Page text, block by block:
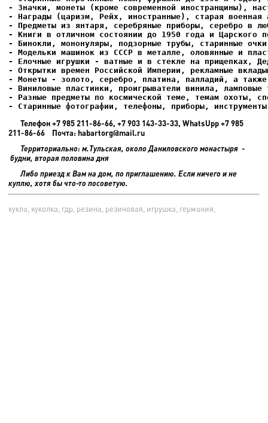
- Елочные игрушки - ватные и в стекле на прищепках,
- Старинные фотографии, телефоны, приборы,
Телефон +7 985 211-86-66, +7 903 143-33-33, WhatsUpp +7 985
211-86-66 Почта: habartorg@mail.ru
Территориально: м.Тульская, около Даниловского монастыря -
будни, вторая половина дня
Либо приезд к Вам на дом, по приглашению. Если ничего и не
куплю, хотя бы что-то посоветую.
кукла, куколка, гдр, резина, резиновая, игрушка, германия,